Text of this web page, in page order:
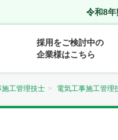
令和8
採用をご検討中の
企業様はこちら
施工管理技士 電気工事施工管理